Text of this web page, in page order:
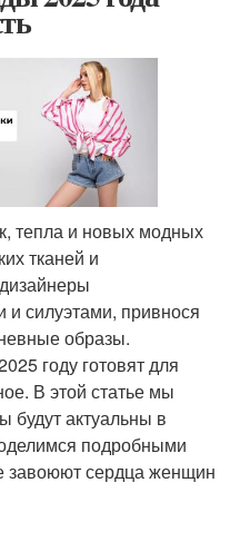
тепла и новых модных
тканей и
и силуэтами, привнося
образы.
году готовят для
В этой статье мы
будут актуальны в
подробными
завоюют сердца женщин